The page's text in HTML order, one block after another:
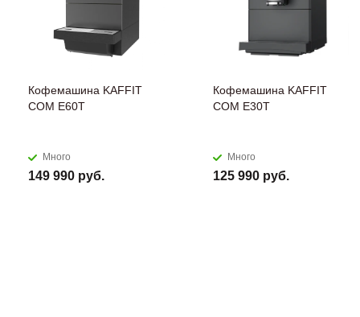
Кофемашина KAFFIT
COM E60T
Много
149 990 руб.
Кофемашина KAFFIT
COM E30T
Много
125 990 руб.